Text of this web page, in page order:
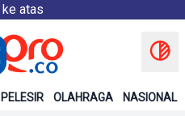
atas
PELESIR OLAHRAGA NASIONAL